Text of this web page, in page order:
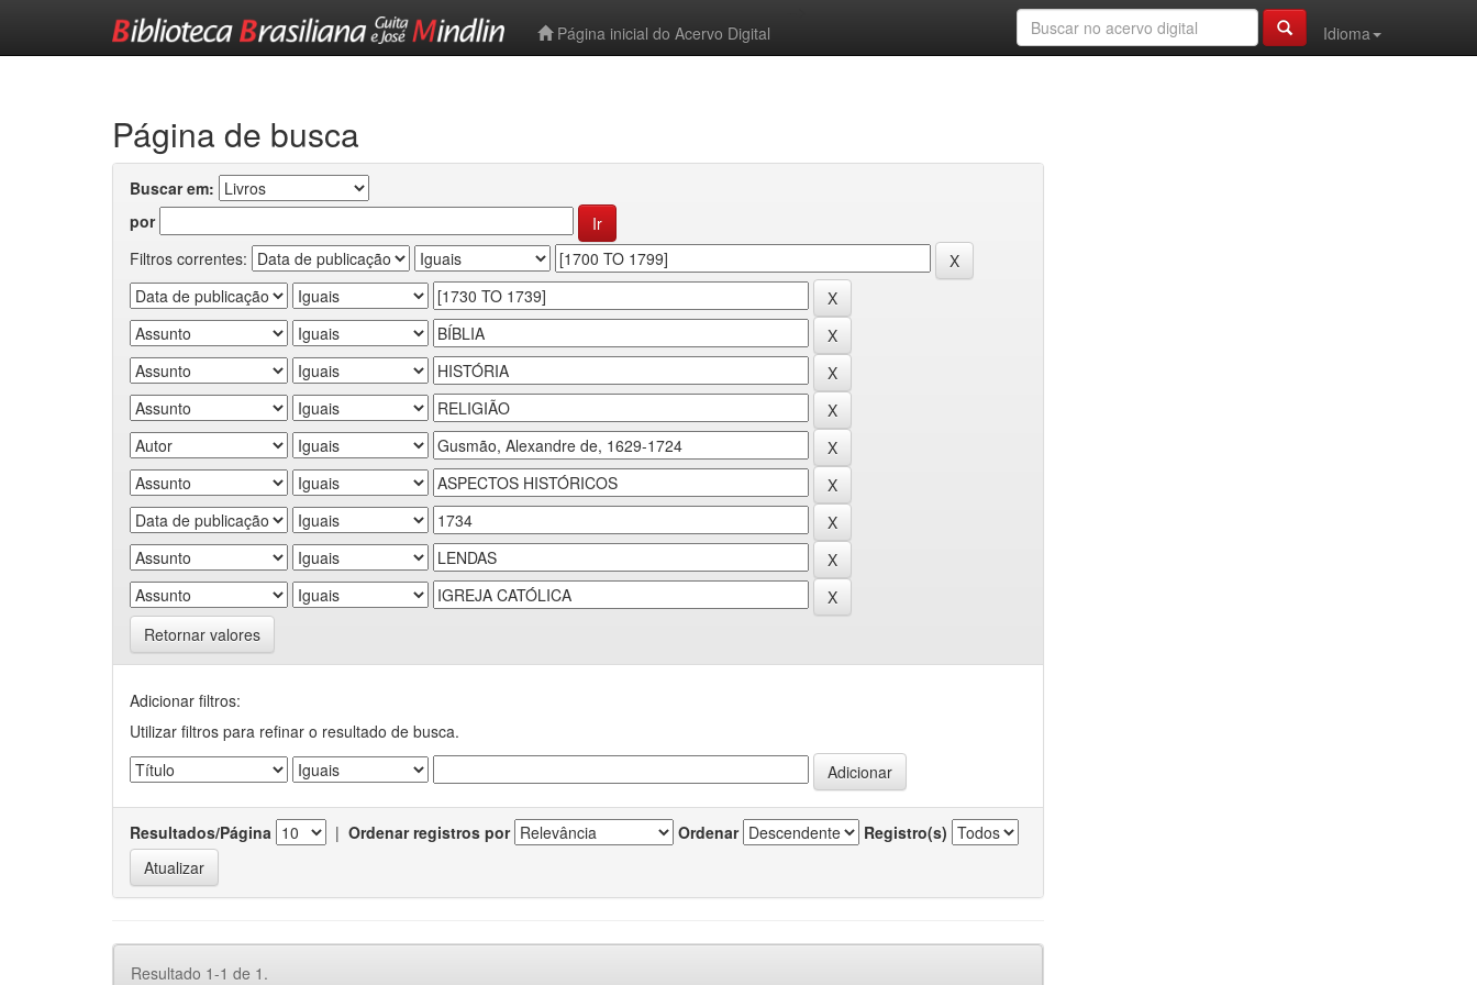
Página inicial do Acervo Digital
Idioma
Página de busca
Buscar em:
por
Filtros correntes:
Retornar valores
Adicionar filtros:
Utilizar filtros para refinar o resultado de busca.
Resultados/Página | Ordenar registros por Ordenar Registro(s)
Resultado 1-1 de 1.